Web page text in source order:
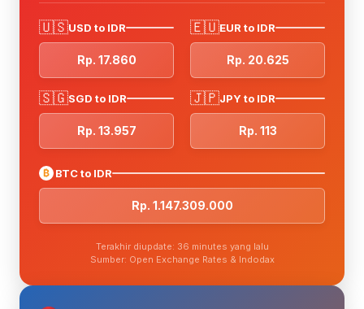
🇺🇸USD to IDR
Rp. 17.860
🇪🇺EUR to IDR
Rp. 20.625
🇸🇬SGD to IDR
Rp. 13.957
🇯🇵JPY to IDR
Rp. 113
₿ BTC to IDR
Rp. 1.147.309.000
Terakhir diupdate: 36 minutes yang lalu
Sumber: Open Exchange Rates & Indodax